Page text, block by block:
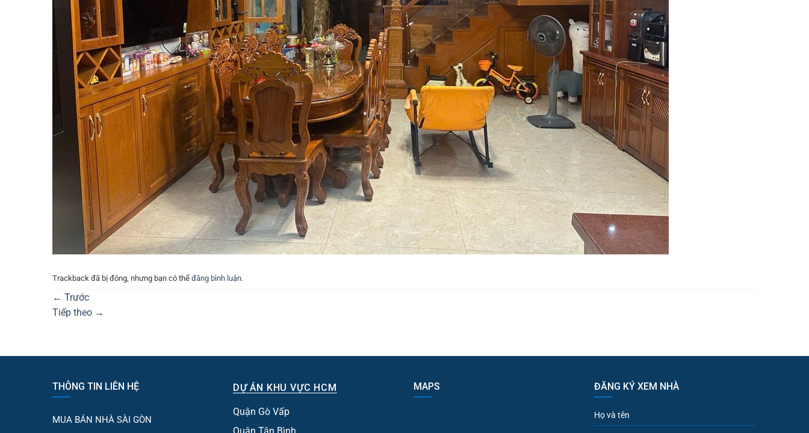
Trackback đã bị đóng, nhưng bạn có thể đăng bình luận.
← Trước
Tiếp theo →
THÔNG TIN LIÊN HỆ
MUA BÁN NHÀ SÀI GÒN
DỰ ÁN KHU VỰC HCM
Quận Gò Vấp
Quận Tân Bình
MAPS ĐĂNG KÝ XEM NHÀ